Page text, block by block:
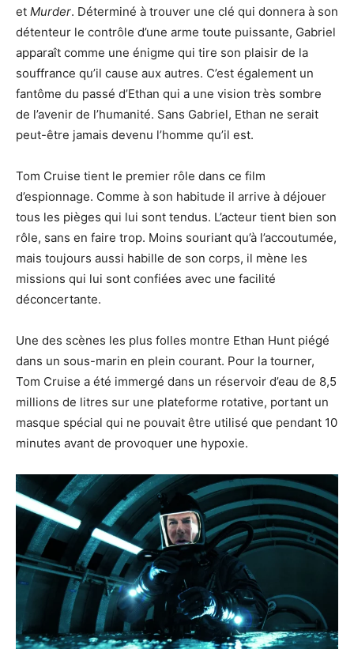
et Murder. Déterminé à trouver une clé qui donnera à son
détenteur le contrôle d’une arme toute puissante, Gabriel
apparaît comme une énigme qui tire son plaisir de la
souffrance qu’il cause aux autres. C’est également un
fantôme du passé d’Ethan qui a une vision très sombre
de l’avenir de l’humanité. Sans Gabriel, Ethan ne serait
peut-être jamais devenu l’homme qu’il est.
Tom Cruise tient le premier rôle dans ce film
d’espionnage. Comme à son habitude il arrive à déjouer
tous les pièges qui lui sont tendus. L’acteur tient bien son
rôle, sans en faire trop. Moins souriant qu’à l’accoutumée,
mais toujours aussi habille de son corps, il mène les
missions qui lui sont confiées avec une facilité
déconcertante.
Une des scènes les plus folles montre Ethan Hunt piégé
dans un sous-marin en plein courant. Pour la tourner,
Tom Cruise a été immergé dans un réservoir d’eau de 8,5
millions de litres sur une plateforme rotative, portant un
masque spécial qui ne pouvait être utilisé que pendant 10
minutes avant de provoquer une hypoxie.